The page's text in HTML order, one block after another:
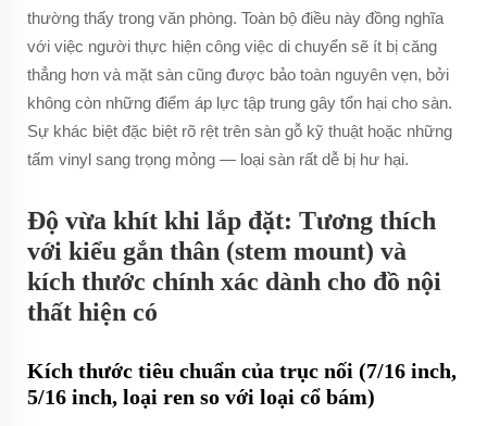
thường thấy trong văn phòng. Toàn bộ điều này đồng nghĩa
với việc người thực hiện công việc di chuyển sẽ ít bị căng
thẳng hơn và mặt sàn cũng được bảo toàn nguyên vẹn, bởi
không còn những điểm áp lực tập trung gây tổn hại cho sàn.
Sự khác biệt đặc biệt rõ rệt trên sàn gỗ kỹ thuật hoặc những
tấm vinyl sang trọng mỏng — loại sàn rất dễ bị hư hại.
Độ vừa khít khi lắp đặt: Tương thích
với kiểu gắn thân (stem mount) và
kích thước chính xác dành cho đồ nội
thất hiện có
Kích thước tiêu chuẩn của trục nối (7/16 inch,
5/16 inch, loại ren so với loại cổ bám)